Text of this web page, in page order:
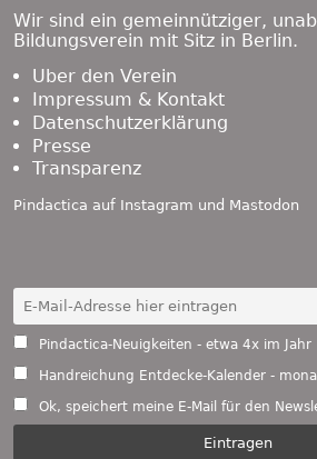
Wir sind ein gemeinnütziger,
Bildungsverein mit Sitz in Berlin.
Über den Verein
Impressum & Kontakt
Datenschutzerklärung
Presse
Transparenz
Pindactica auf Instagram und Mastodon
Pindactica-Neuigkeiten - etwa 4x im Jahr
Handreichung Entdecke-Kalender -
Ok, speichert meine E-Mail für den